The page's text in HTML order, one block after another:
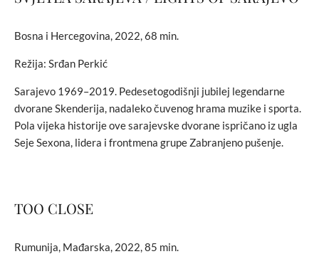
Bosna i Hercegovina, 2022, 68 min.
Režija: Srđan Perkić
Sarajevo 1969–2019. Pedesetogodišnji jubilej legendarne
dvorane Skenderija, nadaleko čuvenog hrama muzike i sporta.
Pola vijeka historije ove sarajevske dvorane ispričano iz ugla
Seje Sexona, lidera i frontmena grupe Zabranjeno pušenje.
TOO CLOSE
Rumunija, Mađarska, 2022, 85 min.